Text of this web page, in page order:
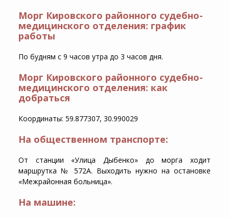
Морг Кировского районного судебно-
медицинского отделения: график
работы
По будням с 9 часов утра до 3 часов дня.
Морг Кировского районного судебно-
медицинского отделения: как
добраться
Координаты: 59.877307, 30.990029
На общественном транспорте:
От станции «Улица Дыбенко» до морга ходит
маршрутка № 572А. Выходить нужно на остановке
«Межрайонная больница».
На машине: